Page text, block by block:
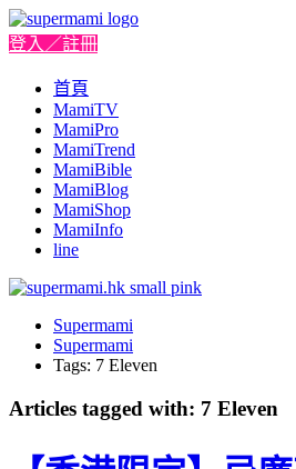
登入／註冊
首頁
MamiTV
MamiPro
MamiTrend
MamiBible
MamiBlog
MamiShop
MamiInfo
line
Supermami
Supermami
Tags: 7 Eleven
Articles tagged with: 7 Eleven